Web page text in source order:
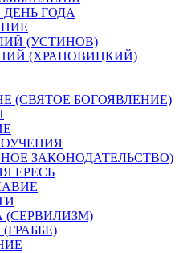
ГОДА
(УСТИНОВ)
(ХРАПОВИЦКИЙ)
(СВЯТОЕ БОГОЯВЛЕНИЕ)
ЗАКОНОДАТЕЛЬСТВО)
ЕРЕСЬ
(СЕРВИЛИЗМ)